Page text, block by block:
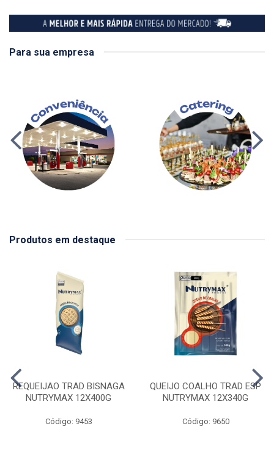
Para sua empresa
Produtos em destaque
REQUEIJAO TRAD BISNAGA
NUTRYMAX 12X400G
Código: 9453
QUEIJO COALHO TRAD ESP
NUTRYMAX 12X340G
Código: 9650